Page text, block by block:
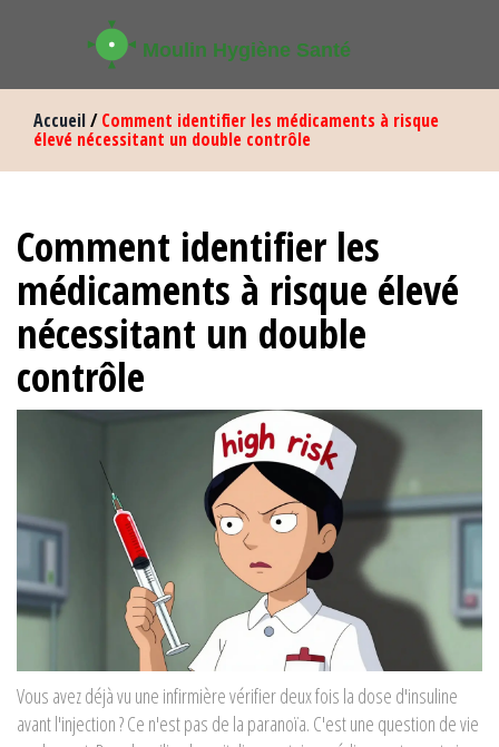
Accueil/Comment identifier les médicaments à risque
élevé nécessitant un double contrôle
Comment identifier les
médicaments à risque élevé
nécessitant un double
contrôle
Vous avez déjà vu une infirmière vérifier deux fois la dose d'insuline
avant l'injection ? Ce n'est pas de la paranoïa. C'est une question de vie